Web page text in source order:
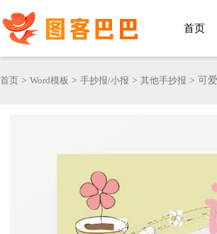
首页
首页 > Word模板 > 手抄报/小报 > 其他手抄报 > 可